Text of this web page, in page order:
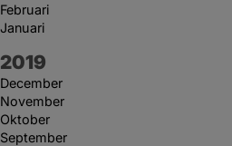
Februari
Januari
År:
2019
December
November
Oktober
September